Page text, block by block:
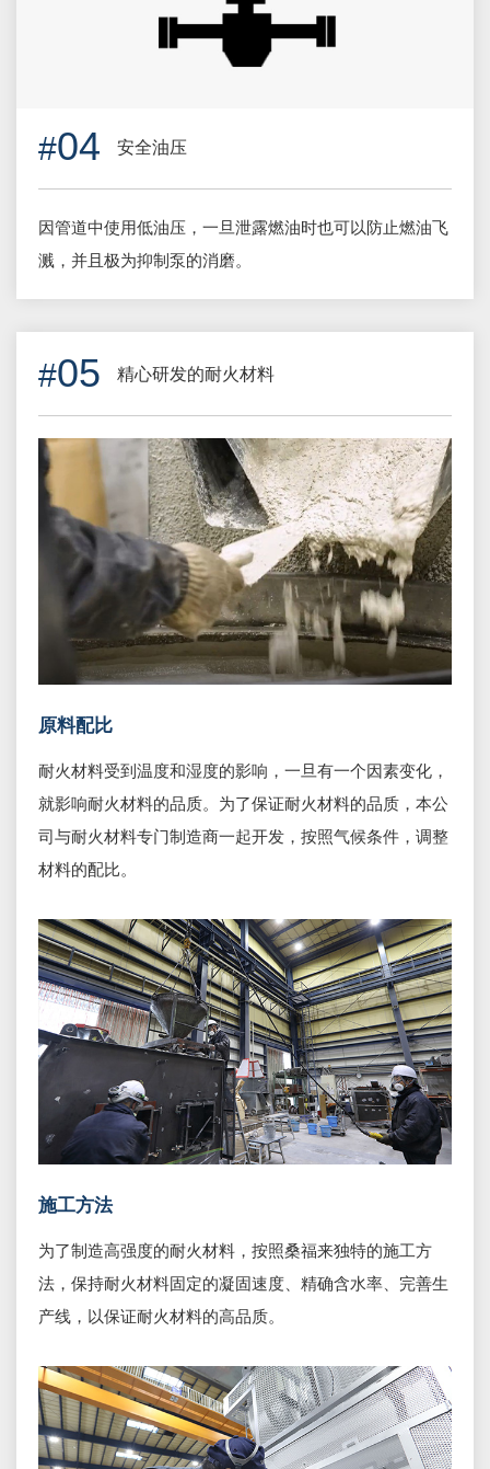
04 安全油压
因管道中使用低油压，一旦泄露燃油时也可以防止燃油飞
溅，并且极为抑制泵的消磨。
05 精心研发的耐火材料
原料配比
耐火材料受到温度和湿度的影响，一旦有一个因素变化，
就影响耐火材料的品质。为了保证耐火材料的品质，本公
司与耐火材料专门制造商一起开发，按照气候条件，调整
材料的配比。
施工方法
为了制造高强度的耐火材料，按照桑福来独特的施工方
法，保持耐火材料固定的凝固速度、精确含水率、完善生
产线，以保证耐火材料的高品质。